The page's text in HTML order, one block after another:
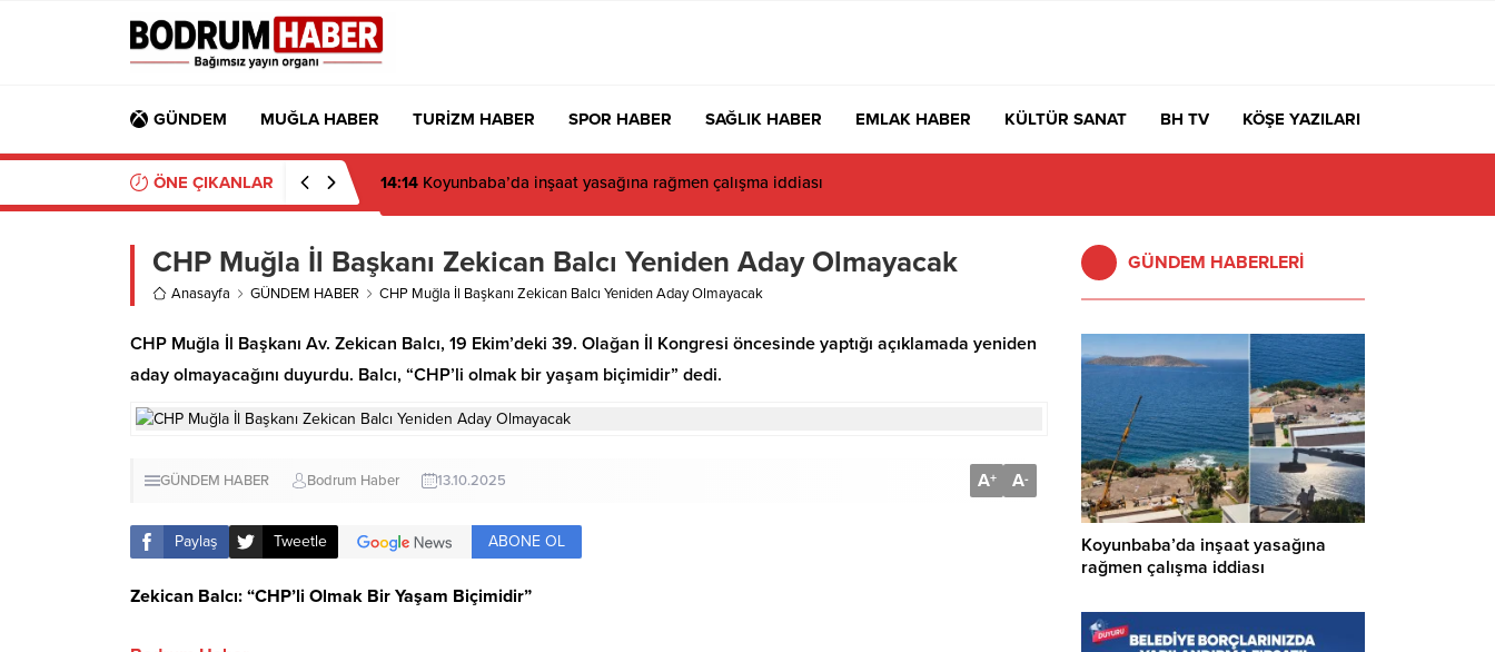
GÜNDEM MUĞLA HABER TURİZM HABER SPOR HABER SAĞLIK HABER EMLAK HABER KÜLTÜR SANAT BH TV KÖŞE YAZILARI
ÖNE ÇIKANLAR 14:14 Koyunbaba’da inşaat yasağına rağmen çalışma iddiası
CHP Muğla İl Başkanı Zekican Balcı Yeniden Aday Olmayacak
Anasayfa GÜNDEM HABER CHP Muğla İl Başkanı Zekican Balcı Yeniden Aday Olmayacak
CHP Muğla İl Başkanı Av. Zekican Balcı, 19 Ekim’deki 39. Olağan İl Kongresi öncesinde yaptığı açıklamada yeniden
aday olmayacağını duyurdu. Balcı, “CHP’li olmak bir yaşam biçimidir” dedi.
GÜNDEM HABER Bodrum Haber 13.10.2025 A+ A-
Paylaş Tweetle ABONE OL
Zekican Balcı: “CHP’li Olmak Bir Yaşam Biçimidir”
GÜNDEM HABERLERİ
Koyunbaba’da inşaat yasağına
rağmen çalışma iddiası